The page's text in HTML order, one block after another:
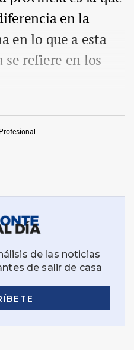
en la
en lo que a esta
refiere en los